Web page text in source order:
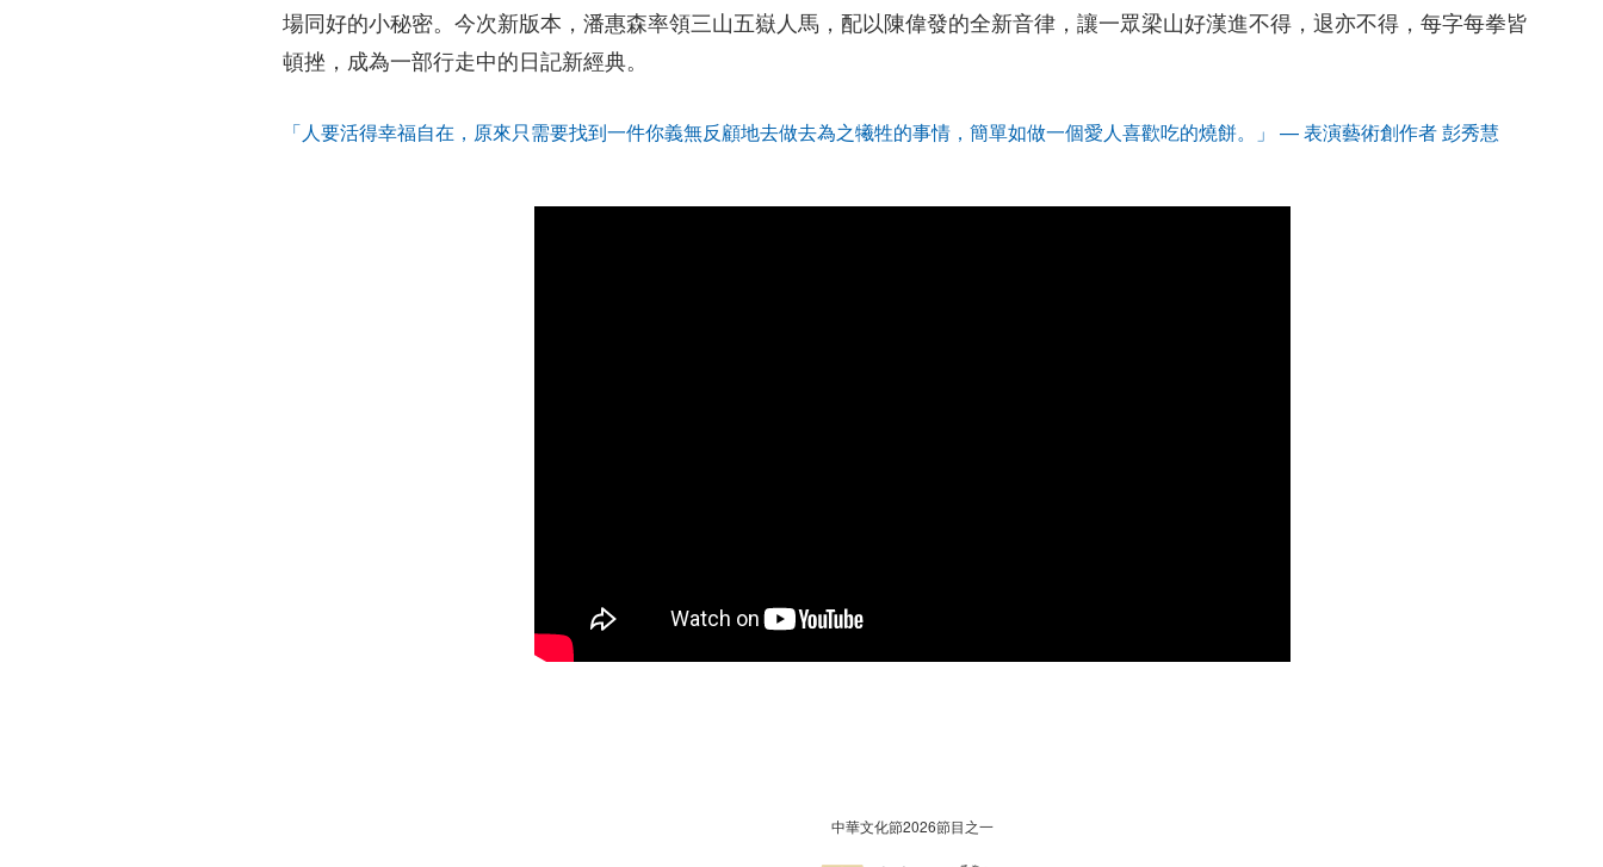
場同好的小秘密。今次新版本，潘惠森率領三山五嶽人馬，配以陳偉發的全新音律，讓一眾梁山好漢進不得，退亦不得，每字每拳皆
頓挫，成為一部行走中的日記新經典。
「人要活得幸福自在，原來只需要找到一件你義無反顧地去做去為之犧牲的事情，簡單如做一個愛人喜歡吃的燒餅。」 — 表演藝術創作者 彭秀慧
中華文化節2026節目之一